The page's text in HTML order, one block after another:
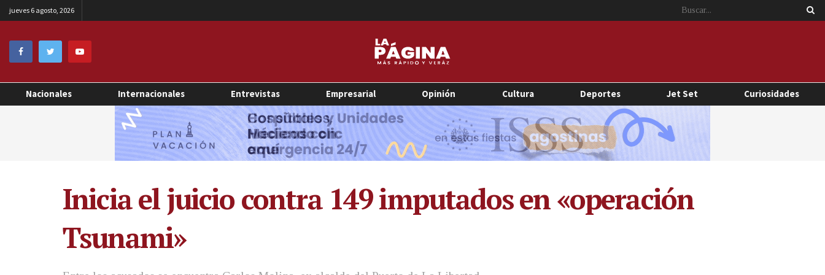
jueves 6 agosto, 2026
Nacionales Internacionales Entrevistas Empresarial Opinión Cultura Deportes Jet Set Curiosidades
Inicia el juicio contra 149 imputados en «operación
Tsunami»